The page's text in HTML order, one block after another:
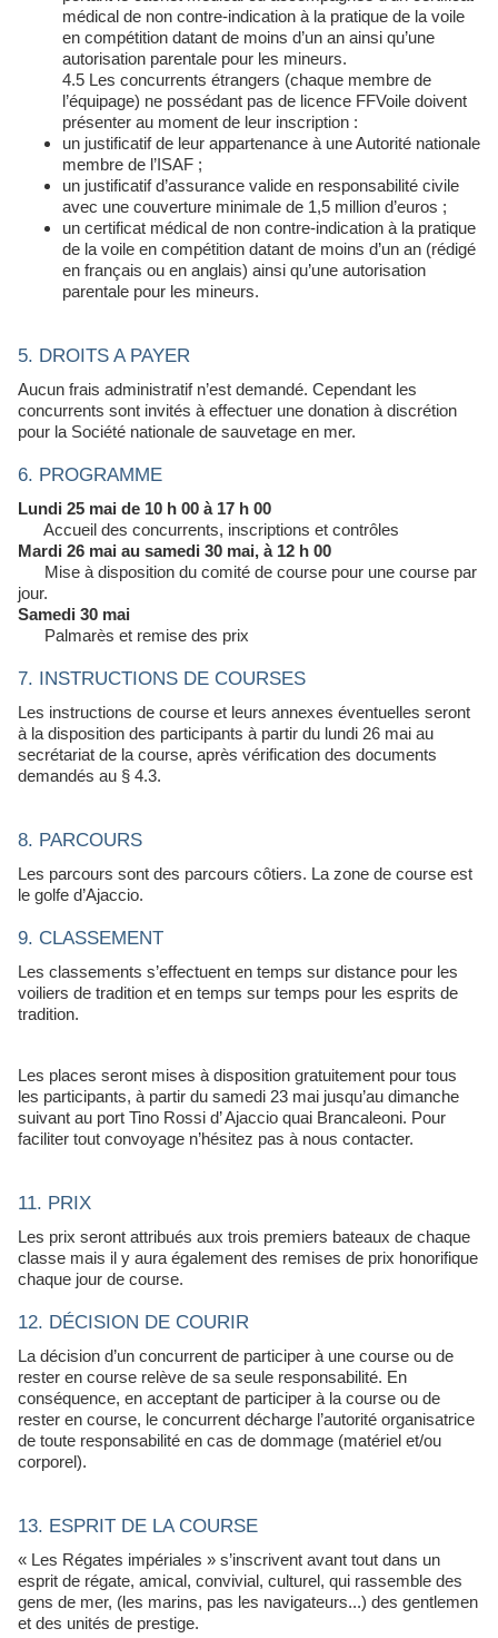
médical de non contre-indication à la pratique de la voile
en compétition datant de moins d’un an ainsi qu’une
autorisation parentale pour les mineurs.
4.5 Les concurrents étrangers (chaque membre de
l’équipage) ne possédant pas de licence FFVoile doivent
présenter au moment de leur inscription :
un justificatif de leur appartenance à une Autorité nationale
membre de l’ISAF ;
un justificatif d’assurance valide en responsabilité civile
avec une couverture minimale de 1,5 million d’euros ;
un certificat médical de non contre-indication à la pratique
de la voile en compétition datant de moins d’un an (rédigé
en français ou en anglais) ainsi qu’une autorisation
parentale pour les mineurs.
5. DROITS A PAYER
Aucun frais administratif n’est demandé. Cependant les
concurrents sont invités à effectuer une donation à discrétion
pour la Société nationale de sauvetage en mer.
6. PROGRAMME
Lundi 25 mai de 10 h 00 à 17 h 00
Accueil des concurrents, inscriptions et contrôles
Mardi 26 mai au samedi 30 mai, à 12 h 00
Mise à disposition du comité de course pour une course par
jour.
Samedi 30 mai
Palmarès et remise des prix
7. INSTRUCTIONS DE COURSES
Les instructions de course et leurs annexes éventuelles seront
à la disposition des participants à partir du lundi 26 mai au
secrétariat de la course, après vérification des documents
demandés au § 4.3.
8. PARCOURS
Les parcours sont des parcours côtiers. La zone de course est
le golfe d’Ajaccio.
9. CLASSEMENT
Les classements s’effectuent en temps sur distance pour les
voiliers de tradition et en temps sur temps pour les esprits de
tradition.
Les places seront mises à disposition gratuitement pour tous
les participants, à partir du samedi 23 mai jusqu’au dimanche
suivant au port Tino Rossi d’ Ajaccio quai Brancaleoni. Pour
faciliter tout convoyage n’hésitez pas à nous contacter.
11. PRIX
Les prix seront attribués aux trois premiers bateaux de chaque
classe mais il y aura également des remises de prix honorifique
chaque jour de course.
12. DÉCISION DE COURIR
La décision d’un concurrent de participer à une course ou de
rester en course relève de sa seule responsabilité. En
conséquence, en acceptant de participer à la course ou de
rester en course, le concurrent décharge l’autorité organisatrice
de toute responsabilité en cas de dommage (matériel et/ou
corporel).
13. ESPRIT DE LA COURSE
« Les Régates impériales » s’inscrivent avant tout dans un
esprit de régate, amical, convivial, culturel, qui rassemble des
gens de mer, (les marins, pas les navigateurs...) des gentlemen
et des unités de prestige.